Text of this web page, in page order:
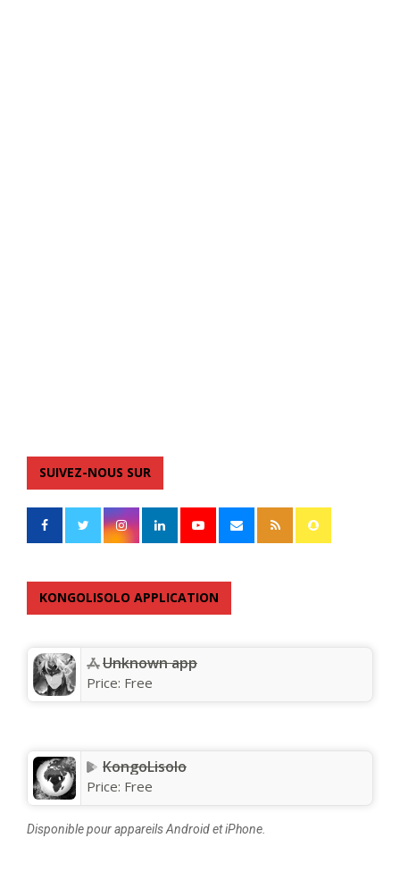
SUIVEZ-NOUS SUR
KONGOLISOLO APPLICATION
Unknown app
Price: Free
KongoLisolo
Price: Free
Disponible pour appareils Android et iPhone.